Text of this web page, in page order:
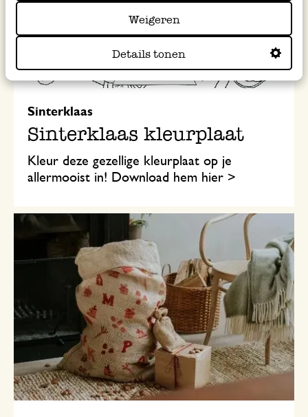
Weigeren
Details tonen
Sinterklaas
Sinterklaas kleurplaat
Kleur deze gezellige kleurplaat op je
allermooist in! Download hem hier >